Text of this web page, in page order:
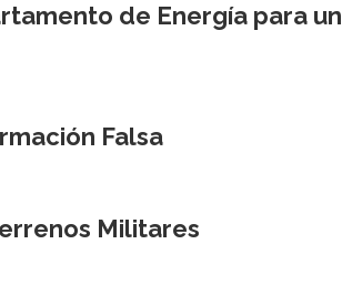
de Energía para un
Falsa
Militares